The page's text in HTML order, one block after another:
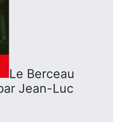
Le Berceau
Jean-Luc